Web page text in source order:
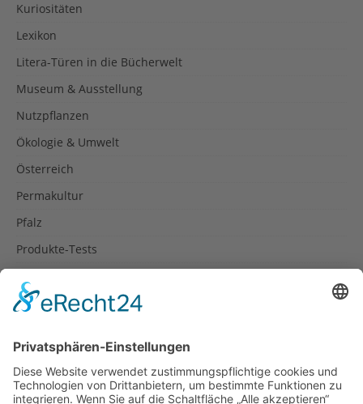
Kuriositäten
Lexikon
Litera-Türen in die Bücherwelt
Museum & Ausstellung
Nutzpflanzen
Ökologie & Umwelt
Österreich
Permakultur
Pfalz
Produkte-Tests
Rezepte
Spanien
Südtirol